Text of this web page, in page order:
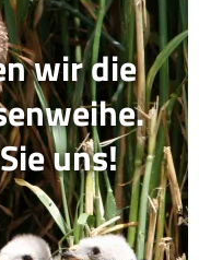
wir die
uns!